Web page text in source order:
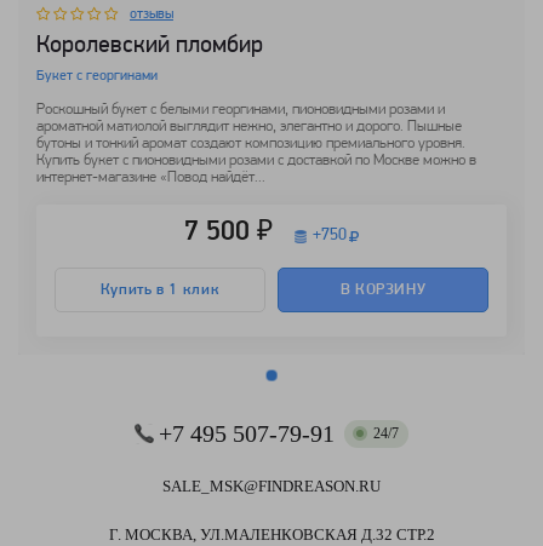
отзывы
Королевский пломбир
Букет с георгинами
Роскошный букет с белыми георгинами, пионовидными розами и
ароматной матиолой выглядит нежно, элегантно и дорого. Пышные
бутоны и тонкий аромат создают композицию премиального уровня.
Купить букет с пионовидными розами с доставкой по Москве можно в
интернет-магазине «Повод найдёт...
7 500 ₽ +750
Купить в 1 клик В КОРЗИНУ
+7 495 507-79-91 24/7
SALE_MSK@FINDREASON.RU
Г. МОСКВА, УЛ.МАЛЕНКОВСКАЯ Д.32 СТР.2